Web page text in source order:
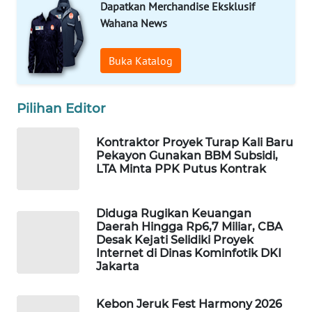
Dapatkan Merchandise Eksklusif
Wahana News
Buka Katalog
Pilihan Editor
Kontraktor Proyek Turap Kali Baru
Pekayon Gunakan BBM Subsidi,
LTA Minta PPK Putus Kontrak
Diduga Rugikan Keuangan
Daerah Hingga Rp6,7 Miliar, CBA
Desak Kejati Selidiki Proyek
Internet di Dinas Kominfotik DKI
Jakarta
Kebon Jeruk Fest Harmony 2026
MAWAKA
ID
MARTABAT
NET